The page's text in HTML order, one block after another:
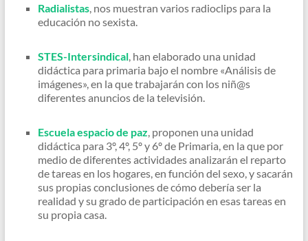
Radialistas, nos muestran varios radioclips para la
educación no sexista.
STES-Intersindical, han elaborado una unidad
didáctica para primaria bajo el nombre «Análisis de
imágenes», en la que trabajarán con los niñ@s
diferentes anuncios de la televisión.
Escuela espacio de paz, proponen una unidad
didáctica para 3º, 4º, 5º y 6º de Primaria, en la que por
medio de diferentes actividades analizarán el reparto
de tareas en los hogares, en función del sexo, y sacarán
sus propias conclusiones de cómo debería ser la
realidad y su grado de participación en esas tareas en
su propia casa.